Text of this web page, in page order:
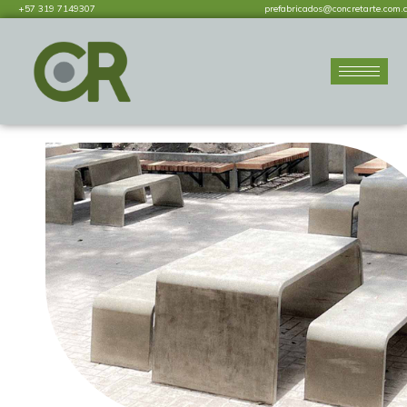
+57 319 7149307